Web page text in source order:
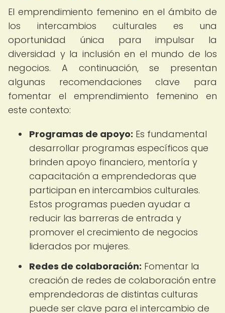
El emprendimiento femenino en el ámbito de
los intercambios culturales es una
oportunidad única para impulsar la
diversidad y la inclusión en el mundo de los
negocios. A continuación, se presentan
algunas recomendaciones clave para
fomentar el emprendimiento femenino en
este contexto:
Programas de apoyo: Es fundamental
desarrollar programas específicos que
brinden apoyo financiero, mentoría y
capacitación a emprendedoras que
participan en intercambios culturales.
Estos programas pueden ayudar a
reducir las barreras de entrada y
promover el crecimiento de negocios
liderados por mujeres.
Redes de colaboración: Fomentar la
creación de redes de colaboración entre
emprendedoras de distintas culturas
puede ser clave para el intercambio de